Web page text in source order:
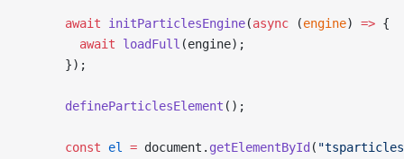
      await
initParticlesEngine(async (engine) => {
        await
loadFull (engine);
      });
      defineParticlesElement
();
      const
el = document. getElementById (